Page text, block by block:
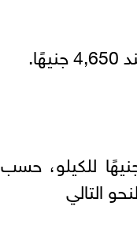
سعر القمح للمستهلك ما بين 12 إلي 17.5 جنيهًا للكيلو، حسب
التالي